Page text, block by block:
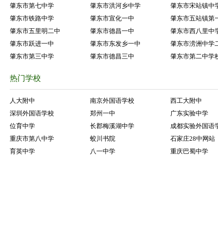
肇东市第七中学 肇东市洪河乡中学
肇东市宋站镇中
肇东市铁路中学
肇东市宣化一中
肇东市五站镇第
肇东市五里明二中
肇东市德昌一中
肇东市西八里中
肇东市跃进一中
肇东市东发乡一中
肇东市涝洲中学
肇东市第三中学
肇东市德昌三中 肇东市第二中学
热门学校
人大附中 南京外国语学校
西工大附中
深圳外国语学校
郑州一中
广东实验中学
位育中学
长郡梅溪湖中学
成都实验外国语
重庆市第八中学
蛟川书院
石家庄28中网站
育英中学
八一中学 重庆巴蜀中学